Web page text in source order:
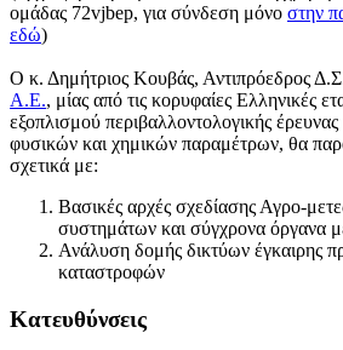
ομάδας 72vjbep, για σύνδεση μόνο στην
εδώ)
Ο κ. Δημήτριος Κουβάς, Αντιπρόεδρος Δ.Σ.
Α.Ε., μίας από τις κορυφαίες Ελληνικές
εξοπλισμού περιβαλλοντολογικής
φυσικών και χημικών παραμέτρων, θα
σχετικά με:
Βασικές αρχές σχεδίασης Αγρο-
συστημάτων και σύγχρονα όργανα
Ανάλυση δομής δικτύων έγκαιρης
καταστροφών
Κατευθύνσεις